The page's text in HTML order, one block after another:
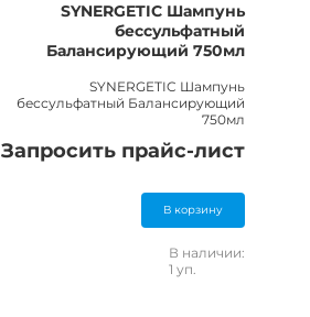
SYNERGETIC Шампунь
бессульфатный
Балансирующий 750мл
SYNERGETIC Шампунь
бессульфатный Балансирующий
750мл
Запросить прайс-лист
В корзину
В наличии:
1 уп.